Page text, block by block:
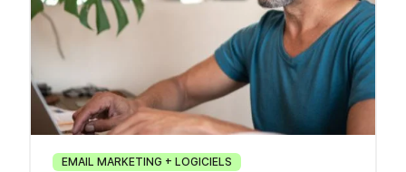
EMAIL MARKETING + LOGICIELS